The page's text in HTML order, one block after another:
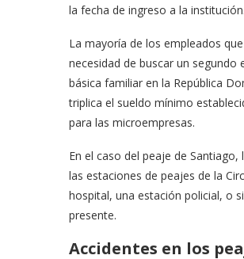
la fecha de ingreso a la institución.
La mayoría de los empleados
necesidad de buscar un
básica familiar en la República
triplica el sueldo mínimo
para las microempresas.
En el caso del peaje de
las estaciones de peajes de la
hospital, una estación policial, o
presente.
Accidentes en los